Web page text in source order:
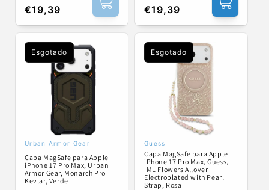
Preço
normal
€19,39
Preço
normal
€19,39
Esgotado
Fornecedor:
Urban Armor Gear
Capa MagSafe para Apple
iPhone 17 Pro Max, Urban
Armor Gear, Monarch Pro
Kevlar, Verde
Esgotado
Fornecedor:
Guess
Capa MagSafe para Apple
iPhone 17 Pro Max, Guess,
IML Flowers Allover
Electroplated with Pearl
Strap, Rosa